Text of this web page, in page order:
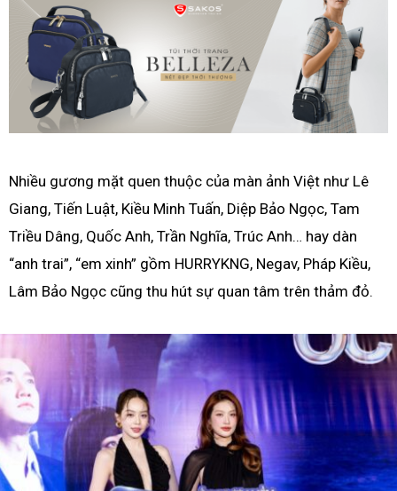
Nhiều gương mặt quen thuộc của màn ảnh Việt như Lê
Giang, Tiến Luật, Kiều Minh Tuấn, Diệp Bảo Ngọc, Tam
Triều Dâng, Quốc Anh, Trần Nghĩa, Trúc Anh… hay dàn
“anh trai”, “em xinh” gồm HURRYKNG, Negav, Pháp Kiều,
Lâm Bảo Ngọc cũng thu hút sự quan tâm trên thảm đỏ.